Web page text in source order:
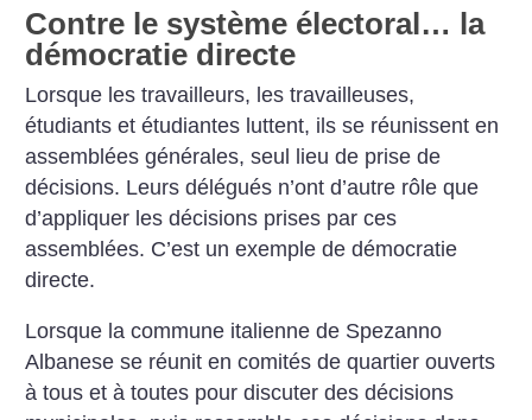
Contre le système électoral… la
démocratie directe
Lorsque les travailleurs, les travailleuses,
étudiants et étudiantes luttent, ils se réunissent en
assemblées générales, seul lieu de prise de
décisions. Leurs délégués n’ont d’autre rôle que
d’appliquer les décisions prises par ces
assemblées. C’est un exemple de démocratie
directe.
Lorsque la commune italienne de Spezanno
Albanese se réunit en comités de quartier ouverts
à tous et à toutes pour discuter des décisions